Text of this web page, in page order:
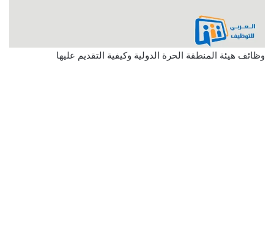
وظائف هيئة المنطقة الحرة الدولية وكيفية التقديم عليها